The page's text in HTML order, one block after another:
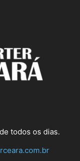
todos os dias.